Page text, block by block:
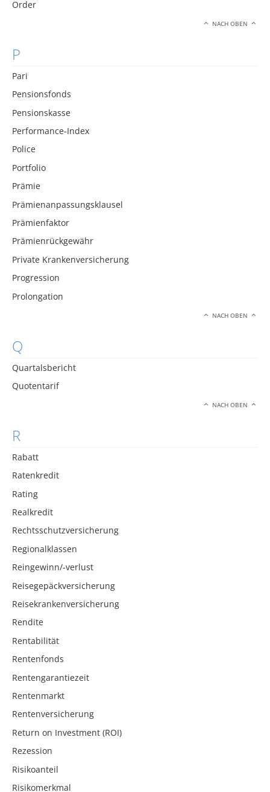
Order
NACH OBEN
P
Pari
Pensionsfonds
Pensionskasse
Performance-Index
Police
Portfolio
Prämie
Prämienanpassungsklausel
Prämienfaktor
Prämienrückgewähr
Private Krankenversicherung
Progression
Prolongation
NACH OBEN
Q
Quartalsbericht
Quotentarif
NACH OBEN
R
Rabatt
Ratenkredit
Rating
Realkredit
Rechtsschutzversicherung
Regionalklassen
Reingewinn/-verlust
Reisegepäckversicherung
Reisekrankenversicherung
Rendite
Rentabilität
Rentenfonds
Rentengarantiezeit
Rentenmarkt
Rentenversicherung
Return on Investment (ROI)
Rezession
Risikoanteil
Risikomerkmal